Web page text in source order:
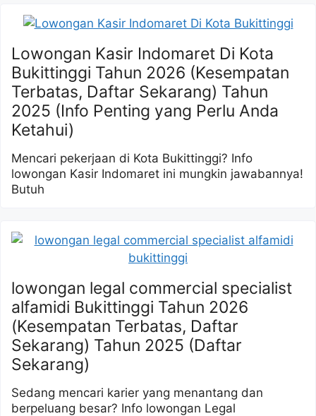
Lowongan Kasir Indomaret Di Kota
Bukittinggi Tahun 2026 (Kesempatan
Terbatas, Daftar Sekarang) Tahun
2025 (Info Penting yang Perlu Anda
Ketahui)
Mencari pekerjaan di Kota Bukittinggi? Info
lowongan Kasir Indomaret ini mungkin jawabannya!
Butuh
lowongan legal commercial specialist
alfamidi Bukittinggi Tahun 2026
(Kesempatan Terbatas, Daftar
Sekarang) Tahun 2025 (Daftar
Sekarang)
Sedang mencari karier yang menantang dan
berpeluang besar? Info lowongan Legal